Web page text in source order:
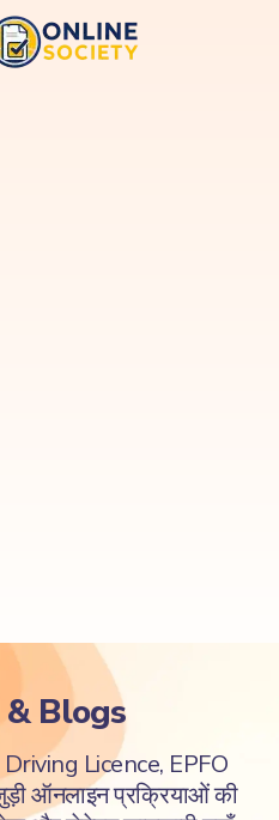
Blogs
Licence, EPFO
ऑनलाइन प्रक्रियाओं की